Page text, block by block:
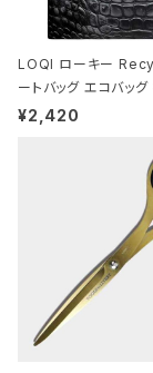
LOQI ローキー
ートバッグ エコバッ
きめ 撥水加工 収納ポ
¥2,420